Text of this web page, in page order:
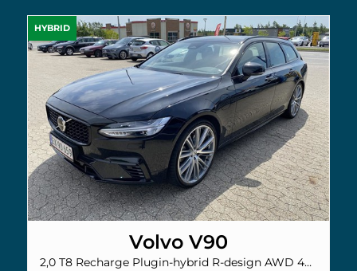
HYBRID
Volvo V90
2,0 T8 Recharge Plugin-hybrid R-design AWD 455HK Stc 8g Aut.